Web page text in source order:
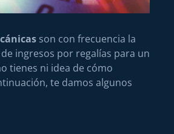
son con frecuencia la
ingresos por regalías para un
tienes ni idea de cómo
te damos algunos